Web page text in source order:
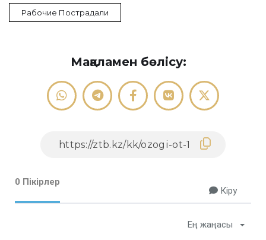
Рабочие Пострадали
Мақаламен бөлісу:
0 Пікірлер
Кіру
Ең жаңасы